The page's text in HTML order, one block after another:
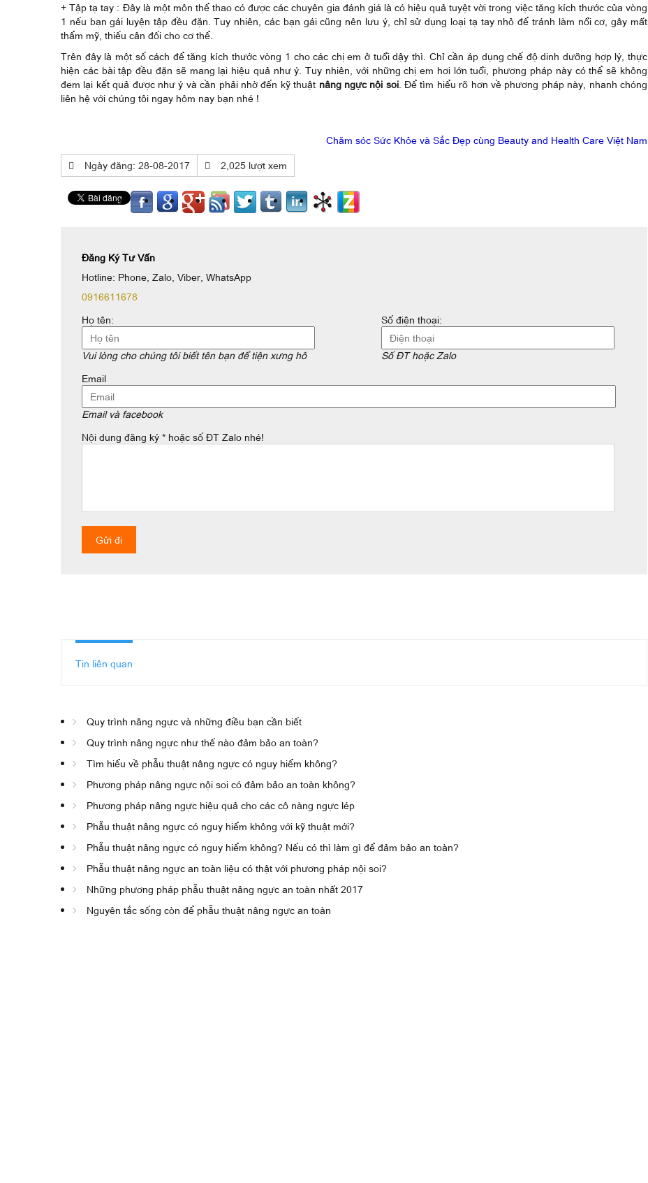
+ Tập tạ tay : Đây là một môn thể thao có được các chuyên gia đánh giá là có hiệu quả tuyệt vời trong việc tăng kích thước của vòng
1 nếu bạn gái luyện tập đều đặn. Tuy nhiên, các bạn gái cũng nên lưu ý, chỉ sử dụng loại tạ tay nhỏ để tránh làm nổi cơ, gây mất
thẩm mỹ, thiếu cân đối cho cơ thể.
Trên đây là một số cách để tăng kích thước vòng 1 cho các chị em ở tuổi dậy thì. Chỉ cần áp dụng chế độ dinh dưỡng hợp lý, thực
hiện các bài tập đều đặn sẽ mang lại hiệu quả như ý. Tuy nhiên, với những chị em hơi lớn tuổi, phương pháp này có thể sẽ không
đem lại kết quả được như ý và cần phải nhờ đến kỹ thuật nâng ngực nội soi. Để tìm hiểu rõ hơn về phương pháp này, nhanh chóng
liên hệ với chúng tôi ngay hôm nay bạn nhé !
Chăm sóc Sức Khỏe và Sắc Đẹp cùng Beauty and Health Care Việt Nam
Ngày đăng: 28-08-2017
2,025 lượt xem
Đăng Ký Tư Vấn
Hotline: Phone, Zalo, Viber, WhatsApp
0916611678
Họ tên:
Vui lòng cho chúng tôi biết tên bạn để tiện xưng hô
Số điện thoại:
Số ĐT hoặc Zalo
Email
Email và facebook
Nội dung đăng ký * hoặc số ĐT Zalo nhé!
Tin liên quan
Quy trình nâng ngực và những điều bạn cần biết
Quy trình nâng ngực như thế nào đảm bảo an toàn?
Tìm hiểu về phẫu thuật nâng ngực có nguy hiểm không?
Phương pháp nâng ngực nội soi có đảm bảo an toàn không?
Phương pháp nâng ngực hiệu quả cho các cô nàng ngực lép
Phẫu thuật nâng ngực có nguy hiểm không với kỹ thuật mới?
Phẫu thuật nâng ngực có nguy hiểm không? Nếu có thì làm gì để đảm bảo an toàn?
Phẫu thuật nâng ngực an toàn liệu có thật với phương pháp nội soi?
Những phương pháp phẫu thuật nâng ngực an toàn nhất 2017
Nguyên tắc sống còn để phẫu thuật nâng ngực an toàn